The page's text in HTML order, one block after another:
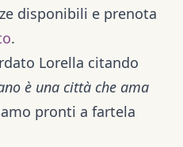
disponibili e prenota
.
Lorella citando
è una città che ama
pronti a fartela